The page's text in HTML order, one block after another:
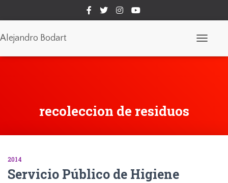
Alejandro Bodart
recoleccion de residuos
2014
Servicio Público de Higiene